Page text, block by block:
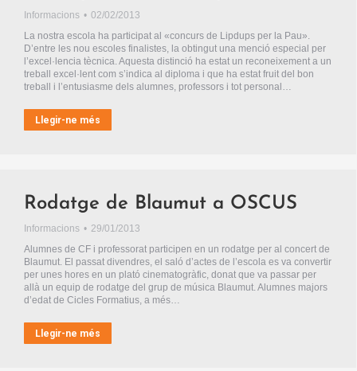
Informacions
02/02/2013
La nostra escola ha participat al «concurs de Lipdups per la Pau».
D’entre les nou escoles finalistes, la obtingut una menció especial per
l’excel·lencia tècnica. Aquesta distinció ha estat un reconeixement a un
treball excel·lent com s’indica al diploma i que ha estat fruit del bon
treball i l’entusiasme dels alumnes, professors i tot personal…
Llegir-ne més
Rodatge de Blaumut a OSCUS
Informacions
29/01/2013
Alumnes de CF i professorat participen en un rodatge per al concert de
Blaumut. El passat divendres, el saló d’actes de l’escola es va convertir
per unes hores en un plató cinematogràfic, donat que va passar per
allà un equip de rodatge del grup de música Blaumut. Alumnes majors
d’edat de Cicles Formatius, a més…
Llegir-ne més